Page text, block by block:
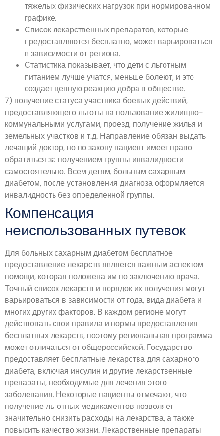
тяжелых физических нагрузок при нормированном
графике.
Список лекарственных препаратов, которые
предоставляются бесплатно, может варьироваться
в зависимости от региона.
Статистика показывает, что дети с льготным
питанием лучше учатся, меньше болеют, и это
создает цепную реакцию добра в обществе.
7) получение статуса участника боевых действий,
предоставляющего льготы на пользование жилищно-
коммунальными услугами, проезд, получение жилья и
земельных участков и т.д. Направление обязан выдать
лечащий доктор, но по закону пациент имеет право
обратиться за получением группы инвалидности
самостоятельно. Всем детям, больным сахарным
диабетом, после установления диагноза оформляется
инвалидность без определенной группы.
Компенсация
неиспользованных путевок
Для больных сахарным диабетом бесплатное
предоставление лекарств является важным аспектом
помощи, которая положена им по заключению врача.
Точный список лекарств и порядок их получения могут
варьироваться в зависимости от года, вида диабета и
многих других факторов. В каждом регионе могут
действовать свои правила и нормы предоставления
бесплатных лекарств, поэтому региональная программа
может отличаться от общероссийской. Государство
предоставляет бесплатные лекарства для сахарного
диабета, включая инсулин и другие лекарственные
препараты, необходимые для лечения этого
заболевания. Некоторые пациенты отмечают, что
получение льготных медикаментов позволяет
значительно снизить расходы на лекарства, а также
повысить качество жизни. Лекарственные препараты